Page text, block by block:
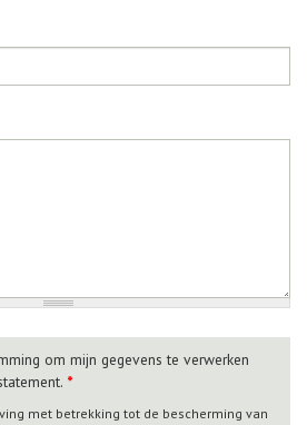
om mijn gegevens te verwerken
*
met betrekking tot de bescherming van